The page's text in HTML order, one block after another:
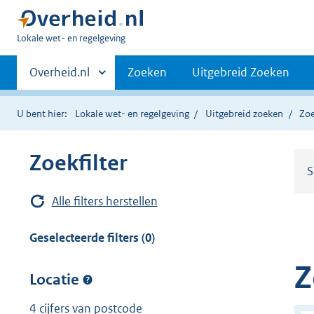
U
hier:
Lokale wet- en regelgeving
Primaire
navigatie
Andere
sites
binnen
Overheid.nl Zoeken Uitgebreid Zoeken
U bent hier: Lokale wet- en regelgeving Uitgebreid zoeken
Zoekfilter
Alle filters herstellen
Geselecteerde filters (0)
Locatie
4 cijfers van postcode